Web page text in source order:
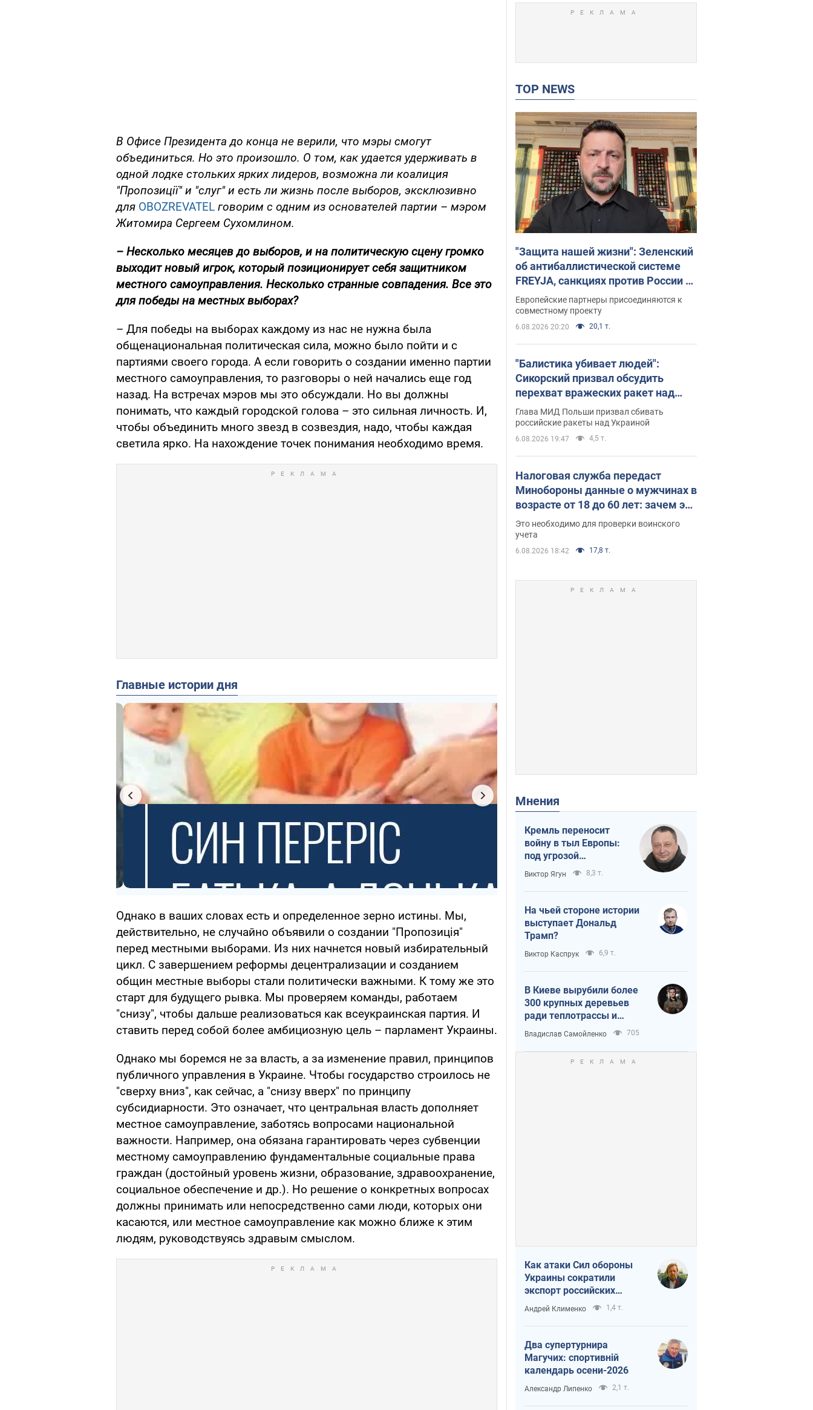
В Офисе Президента до конца не верили, что мэры смогут
объединиться. Но это произошло. О том, как удается удерживать в
одной лодке стольких ярких лидеров, возможна ли коалиция
"Пропозиції" и "слуг" и есть ли жизнь после выборов, эксклюзивно
для OBOZREVATEL говорим с одним из основателей партии – мэром
Житомира Сергеем Сухомлином.
– Несколько месяцев до выборов, и на политическую сцену громко
выходит новый игрок, который позиционирует себя защитником
местного самоуправления. Несколько странные совпадения. Все это
для победы на местных выборах?
– Для победы на выборах каждому из нас не нужна была
общенациональная политическая сила, можно было пойти и с
партиями своего города. А если говорить о создании именно партии
местного самоуправления, то разговоры о ней начались еще год
назад. На встречах мэров мы это обсуждали. Но вы должны
понимать, что каждый городской голова – это сильная личность. И,
чтобы объединить много звезд в созвездия, надо, чтобы каждая
светила ярко. На нахождение точек понимания необходимо время.
Главные истории дня
Однако в ваших словах есть и определенное зерно истины. Мы,
действительно, не случайно объявили о создании "Пропозиція"
перед местными выборами. Из них начнется новый избирательный
цикл. С завершением реформы децентрализации и созданием
общин местные выборы стали политически важными. К тому же это
старт для будущего рывка. Мы проверяем команды, работаем
"снизу", чтобы дальше реализоваться как всеукраинская партия. И
ставить перед собой более амбициозную цель – парламент Украины.
Однако мы боремся не за власть, а за изменение правил, принципов
публичного управления в Украине. Чтобы государство строилось не
"сверху вниз", как сейчас, а "снизу вверх" по принципу
субсидиарности. Это означает, что центральная власть дополняет
местное самоуправление, заботясь вопросами национальной
важности. Например, она обязана гарантировать через субвенции
местному самоуправлению фундаментальные социальные права
граждан (достойный уровень жизни, образование, здравоохранение,
социальное обеспечение и др.). Но решение о конкретных вопросах
должны принимать или непосредственно сами люди, которых они
касаются, или местное самоуправление как можно ближе к этим
людям, руководствуясь здравым смыслом.
TOP NEWS
"Защита нашей жизни": Зеленский
об антибаллистической системе
FREYJA, санкциях против России и
поддержке аграриев. Видео
Европейские партнеры присоединяются к
совместному проекту
6.08.2026 20:20 20,1 т.
"Балистика убивает людей":
Сикорский призвал обсудить
перехват вражеских ракет над
Украиной
Глава МИД Польши призвал сбивать
российские ракеты над Украиной
6.08.2026 19:47 4,5 т.
Налоговая служба передаст
Минобороны данные о мужчинах в
возрасте от 18 до 60 лет: зачем это
нужно
Это необходимо для проверки воинского
учета
6.08.2026 18:42 17,8 т.
Мнения
Кремль переносит
войну в тыл Европы:
под угрозой
критическая
логистика
Виктор Ягун 8,3 т.
На чьей стороне истории
выступает Дональд
Трамп?
Виктор Каспрук 6,9 т.
В Киеве вырубили более
300 крупных деревьев
ради теплотрассы и
вопреки Генплану
Владислав Самойленко 705
Как атаки Сил обороны
Украины сократили
экспорт российских
нефтепродуктов
Андрей Клименко 1,4 т.
Два супертурнира
Магучих: спортивній
календарь осени-2026
Александр Липенко 2,1 т.